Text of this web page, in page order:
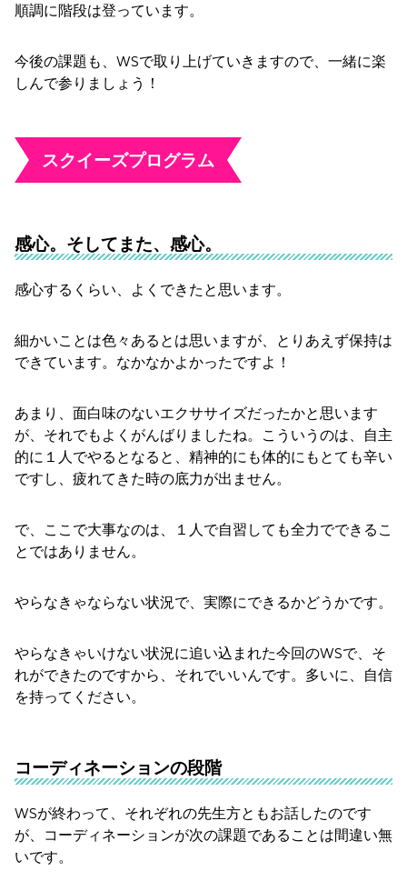
順調に階段は登っています。
今後の課題も、WSで取り上げていきますので、一緒に楽
しんで参りましょう！
スクイーズプログラム
感心。そしてまた、感心。
感心するくらい、よくできたと思います。
細かいことは色々あるとは思いますが、とりあえず保持は
できています。なかなかよかったですよ！
あまり、面白味のないエクササイズだったかと思います
が、それでもよくがんばりましたね。こういうのは、自主
的に１人でやるとなると、精神的にも体的にもとても辛い
ですし、疲れてきた時の底力が出ません。
で、ここで大事なのは、１人で自習しても全力でできるこ
とではありません。
やらなきゃならない状況で、実際にできるかどうかです。
やらなきゃいけない状況に追い込まれた今回のWSで、そ
れができたのですから、それでいいんです。多いに、自信
を持ってください。
コーディネーションの段階
WSが終わって、それぞれの先生方ともお話したのです
が、コーディネーションが次の課題であることは間違い無
いです。